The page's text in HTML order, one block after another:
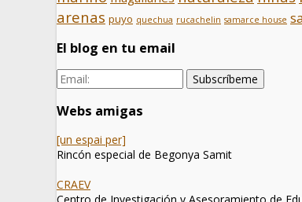
arenas puyo quechua rucachelin samarce house
El blog en tu email
Webs amigas
[un espai per]
Rincón especial de Begonya Samit
CRAEV